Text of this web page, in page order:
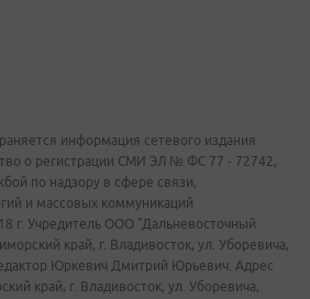
информация сетевого издания
о регистрации СМИ ЭЛ № ФС 77 - 72742,
по надзору в сфере связи,
и массовых коммуникаций
г. Учредитель ООО "Дальневосточный
край, г. Владивосток, ул. Уборевича,
Юркевич Дмитрий Юрьевич. Адрес
край, г. Владивосток, ул. Уборевича,